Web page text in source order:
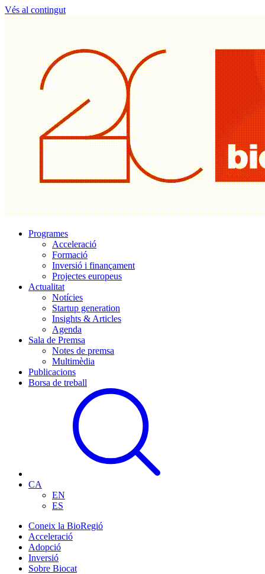
Vés al contingut
Programes
Acceleració
Formació
Inversió i finançament
Projectes europeus
Actualitat
Notícies
Startup generation
Insights & Articles
Agenda
Sala de Premsa
Notes de premsa
Multimèdia
Publicacions
Borsa de treball
CA
EN
ES
Coneix la BioRegió
Acceleració
Adopció
Inversió
Sobre Biocat